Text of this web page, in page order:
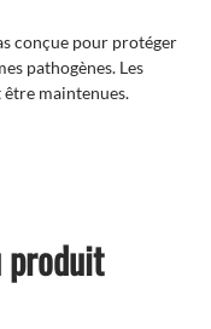
conçue pour protéger
pathogènes. Les
maintenues.
produit